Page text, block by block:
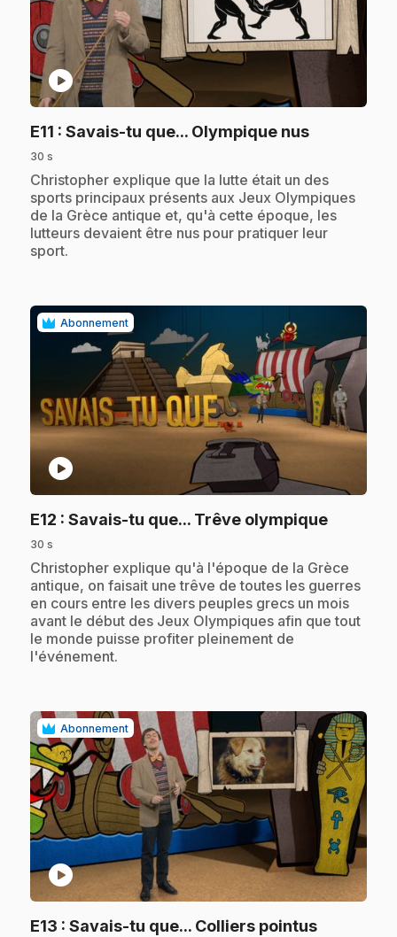
play_circle
E11 : Savais-tu que... Olympique nus.
30 s
.Christopher explique que la lutte était un des
sports principaux présents aux Jeux Olympiques
de la Grèce antique et, qu'à cette époque, les
lutteurs devaient être nus pour pratiquer leur
sport.
Abonnement
play_circle
E12 : Savais-tu que... Trêve olympique.
30 s
.Christopher explique qu'à l'époque de la Grèce
antique, on faisait une trêve de toutes les guerres
en cours entre les divers peuples grecs un mois
avant le début des Jeux Olympiques afin que tout
le monde puisse profiter pleinement de
l'événement.
Abonnement
play_circle
E13 : Savais-tu que... Colliers pointus.